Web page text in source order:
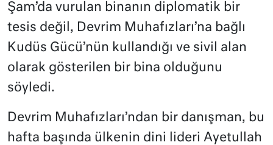
Şam’da vurulan binanın diplomatik bir
tesis değil, Devrim Muhafızları’na bağlı
Kudüs Gücü’nün kullandığı ve sivil alan
olarak gösterilen bir bina olduğunu
söyledi.
Devrim Muhafızları’ndan bir danışman, bu
hafta başında ülkenin dini lideri Ayetullah